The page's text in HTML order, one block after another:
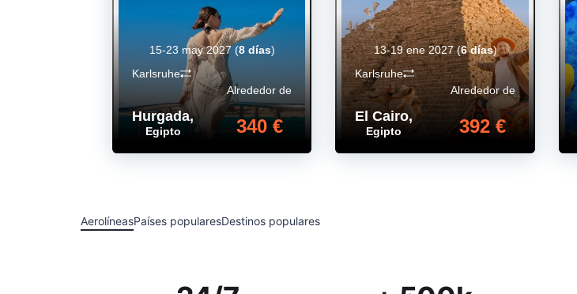
Hurgada,
Egipto
Alrededor de
340 €
Karlsruhe
15-23 may 2027 (8 días)
El Cairo,
Egipto
Alrededor de
392 €
Karlsruhe
13-19 ene 2027(6 días)
AerolíneasPaíses popularesDestinos populares